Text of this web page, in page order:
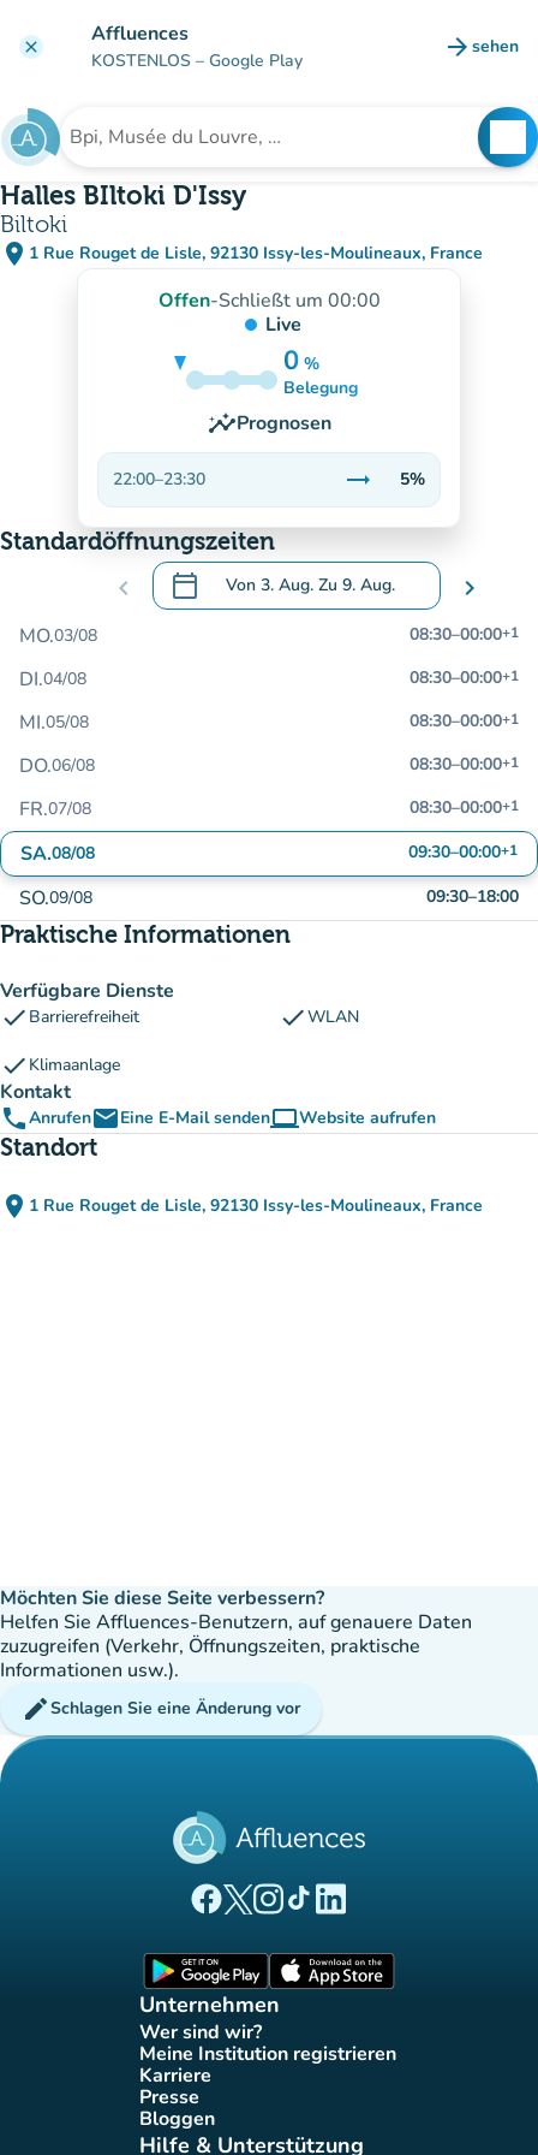
clear Affluences
KOSTENLOS – Google Play arrow_forward sehen
(new
Suche nach einer Einrichtung
Halles BIltoki D'Issy
Biltoki
place 1 Rue Rouget de Lisle, 92130 Issy-les-Moulineaux, France
(in Google Maps öffnen)
(new tab)
Offen-Schließt um 00:00
Live
0 %
5%
Belegung
insightsPrognosen
22:00–23:30 trending_flat
Stabil
5%
Standardöffnungszeiten
chevron_left calendar_today Von 3. Aug. Zu 9. Aug.
.Öffnen Sie den Kalender, um Daten zu
chevron_right
MO.03/08 08:30–00:00+1
DI.04/08 08:30–00:00+1
MI.05/08 08:30–00:00+1
DO.06/08 08:30–00:00+1
FR.07/08 08:30–00:00+1
SA.08/08 09:30–00:00+1
SO.09/08 09:30–18:00
Praktische Informationen
Verfügbare Dienste
check Barrierefreiheit checkWLAN
check Klimaanlage
Kontakt
phoneAnrufenemailEine E-Mail sendencomputerWebsite aufrufen
(new tab)
Standort
place 1 Rue Rouget de Lisle, 92130 Issy-les-Moulineaux, France
(in Google Maps öffnen)
(new tab)
Möchten Sie diese Seite verbessern?
Helfen Sie Affluences-Benutzern, auf genauere Daten
zuzugreifen (Verkehr, Öffnungszeiten, praktische
Informationen usw.).
editSchlagen Sie eine Änderung vor
(new tab)
(new tab)
(new tab)(new tab)
(new tab)
Unternehmen
Wer sind wir?
(new tab)
Meine Institution registrieren
(new tab)
Karriere(new tab)
Presse(new tab)
Bloggen
(new tab)
Hilfe & Unterstützung